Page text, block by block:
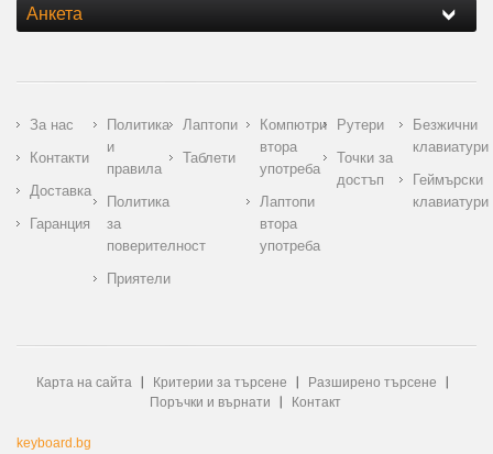
Анкета
За нас
Контакти
Доставка
Гаранция
Политика
и
правила
Политика
за
поверителност
Приятели
Лаптопи
Таблети
Компютри
втора
употреба
Лаптопи
втора
употреба
Рутери
Точки за
достъп
Безжични
клавиатури
Геймърски
клавиатури
Карта на сайта Критерии за търсене
Разширено търсене
Поръчки и върнати
Контакт
keyboard.bg